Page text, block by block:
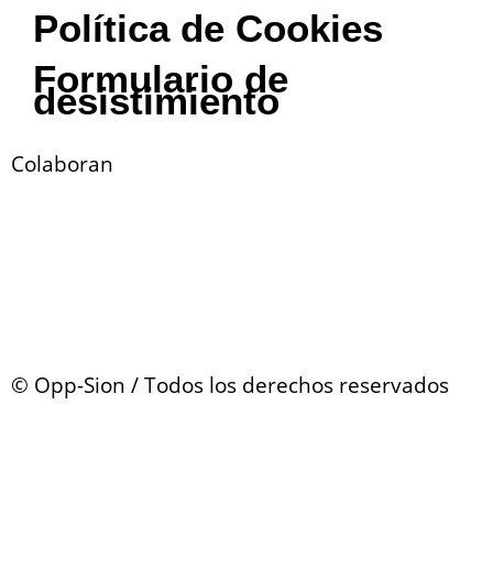
Política de Cookies
Formulario de
desistimiento
Colaboran
© Opp-Sion / Todos los derechos reservados